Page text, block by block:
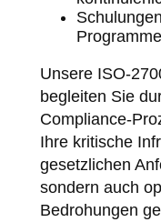
Unsere ISO-
begleiten Sie
Compliance-
Ihre kritische
gesetzlichen
sondern auch
Bedrohungen